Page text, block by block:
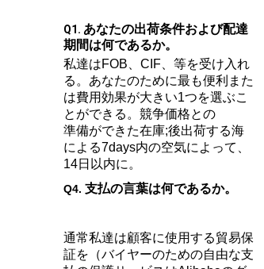
Q1. あなたの出荷条件および配達
期間は何であるか。
私達はFOB、CIF、等を受け入れ
る。あなたのために最も便利また
は費用効果が大きい1つを選ぶこ
とができる。競争価格との
準備ができた在庫;後出荷する海
による7days内の空気によって、
14日以内に。
Q4. 支払の言葉は何であるか。
通常私達は顧客に使用する貿易保
証を（バイヤーのための自由な支